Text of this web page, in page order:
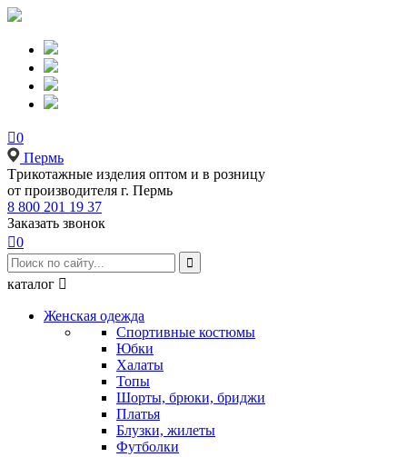
0
Пермь
Tрикотажные изделия оптом и в розницу
от производителя г. Пермь
8 800 201 19 37
Заказать звонок
0

каталог 
Женская одежда
Спортивные костюмы
Юбки
Халаты
Топы
Шорты, брюки, бриджи
Платья
Блузки, жилеты
Футболки